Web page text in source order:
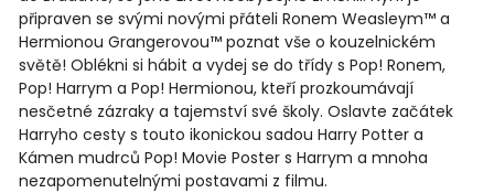
připraven se svými novými přáteli Ronem Weasleym™ a
Hermionou Grangerovou™ poznat vše o kouzelnickém
světě! Oblékni si hábit a vydej se do třídy s Pop! Ronem,
Pop! Harrym a Pop! Hermionou, kteří prozkoumávají
nesčetné zázraky a tajemství své školy. Oslavte začátek
Harryho cesty s touto ikonickou sadou Harry Potter a
Kámen mudrců Pop! Movie Poster s Harrym a mnoha
nezapomenutelnými postavami z filmu.